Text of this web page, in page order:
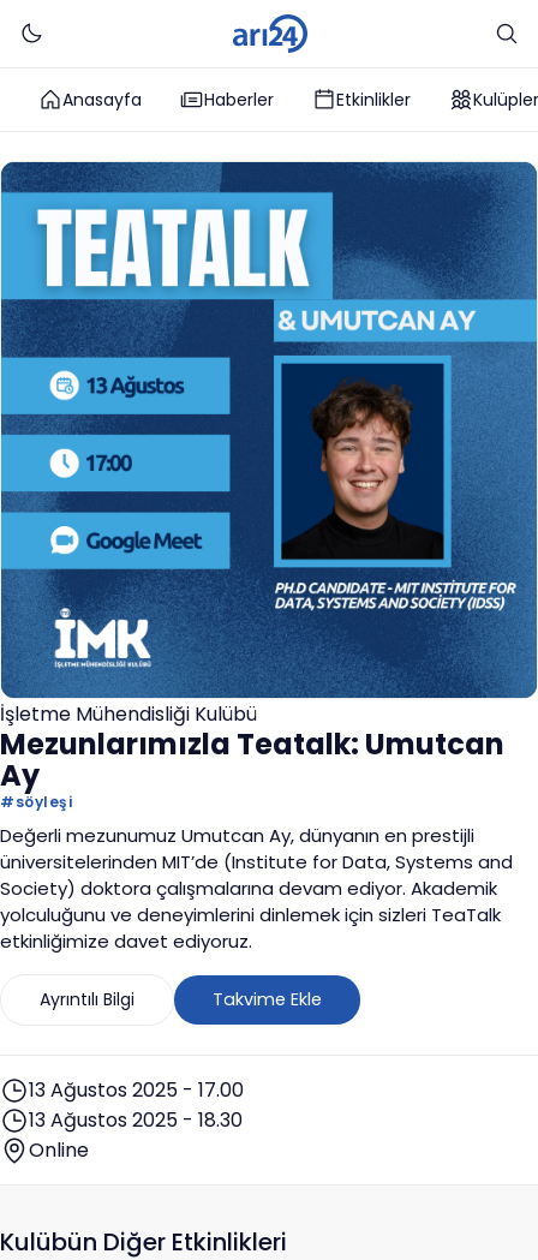
Anasayfa Haberler Etkinlikler Kulüpler
İşletme Mühendisliği Kulübü
Mezunlarımızla Teatalk: Umutcan
Ay
#söyleşi
Değerli mezunumuz Umutcan Ay, dünyanın en prestijli
üniversitelerinden MIT’de (Institute for Data, Systems and
Society) doktora çalışmalarına devam ediyor. Akademik
yolculuğunu ve deneyimlerini dinlemek için sizleri TeaTalk
etkinliğimize davet ediyoruz.
Ayrıntılı Bilgi Takvime Ekle
13 Ağustos 2025 - 17.00
13 Ağustos 2025 - 18.30
Online
Kulübün Diğer Etkinlikleri